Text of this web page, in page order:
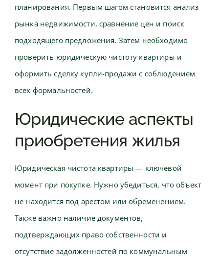
планирования. Первым шагом становится анализ
рынка недвижимости, сравнение цен и поиск
подходящего предложения. Затем необходимо
проверить юридическую чистоту квартиры и
оформить сделку купли-продажи с соблюдением
всех формальностей.
Юридические аспекты
приобретения жилья
Юридическая чистота квартиры — ключевой
момент при покупке. Нужно убедиться, что объект
не находится под арестом или обременением.
Также важно наличие документов,
подтверждающих право собственности и
отсутствие задолженностей по коммунальным